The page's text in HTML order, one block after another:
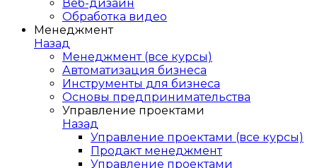
Веб-дизайн
Обработка видео
Менеджмент
Назад
Менеджмент (все курсы)
Автоматизация бизнеса
Инструменты для бизнеса
Основы предпринимательства
Управление проектами
Назад
Управление проектами (все курсы)
Продакт менеджмент
Управление проектами